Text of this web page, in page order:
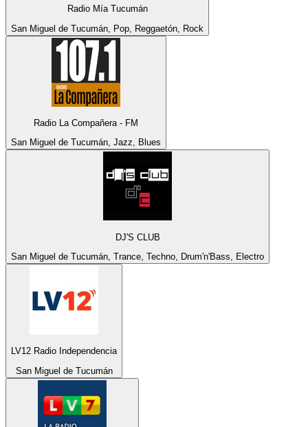
Radio Mía Tucumán
San Miguel de Tucumán, Pop, Reggaetón, Rock
Radio La Compañera - FM
San Miguel de Tucumán, Jazz, Blues
DJ'S CLUB
San Miguel de Tucumán, Trance, Techno, Drum'n'Bass, Electro
LV12 Radio Independencia
San Miguel de Tucumán